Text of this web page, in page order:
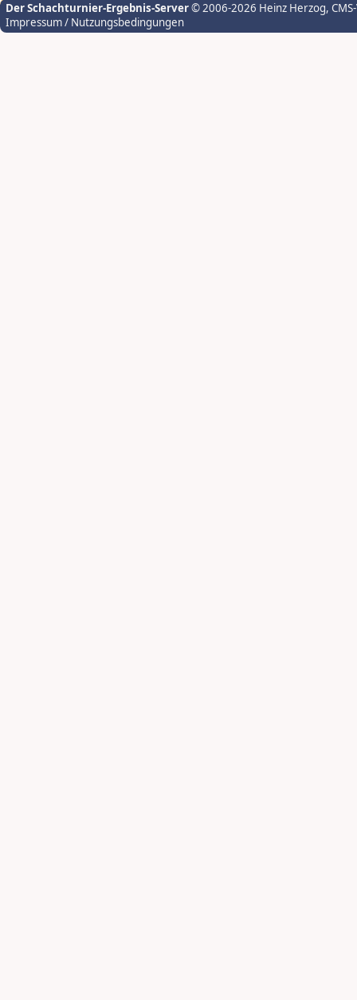
Der Schachturnier-Ergebnis-Server© 2006-2026 Heinz Herzog,
Impressum / Nutzungsbedingungen